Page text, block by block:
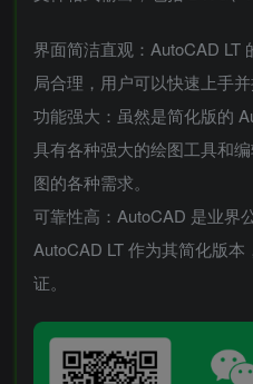
界面简洁直观：AutoCAD LT
局合理，用户可以快速上手并
功能强大：虽然是简化版的
具有各种强大的绘图工具和
图的各种需求。
可靠性高：AutoCAD 是业界
AutoCAD LT 作为其简化版
证。